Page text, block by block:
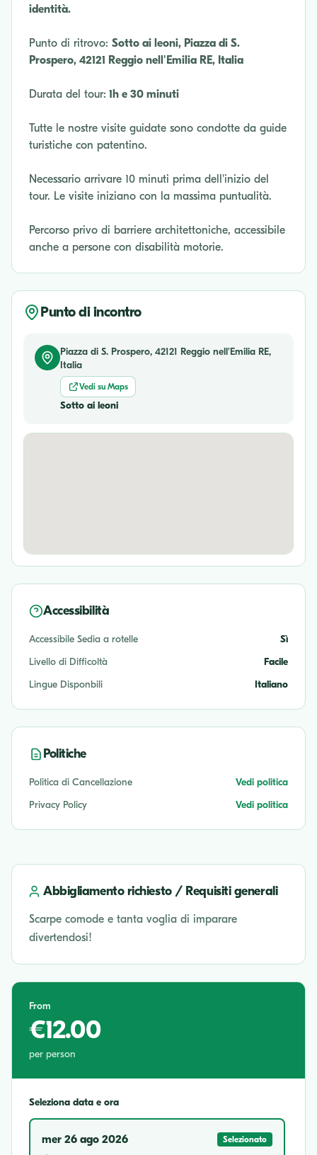
identità.
Punto di ritrovo: Sotto ai leoni, Piazza di S.
Prospero, 42121 Reggio nell'Emilia RE, Italia
Durata del tour: 1h e 30 minuti
Tutte le nostre visite guidate sono condotte da guide
turistiche con patentino.
Necessario arrivare 10 minuti prima dell'inizio del
tour. Le visite iniziano con la massima puntualità.
Percorso privo di barriere architettoniche, accessibile
anche a persone con disabilità motorie.
Punto di incontro
Piazza di S. Prospero, 42121 Reggio nell'Emilia RE,
Italia
Vedi su Maps
Sotto ai leoni
Accessibilità
Accessibile Sedia a rotelle
Sì
Livello di Difficoltà
Facile
Lingue Disponbili
Italiano
Politiche
Politica di Cancellazione
Vedi politica
Privacy Policy
Vedi politica
Abbigliamento richiesto / Requisiti generali
Scarpe comode e tanta voglia di imparare
divertendosi!
From
€12.00
per person
Seleziona data e ora
mer 26 ago 2026
Selezionato